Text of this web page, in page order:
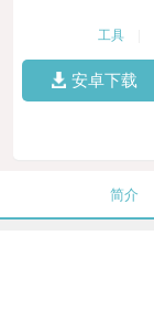
工具
安卓下载
简介